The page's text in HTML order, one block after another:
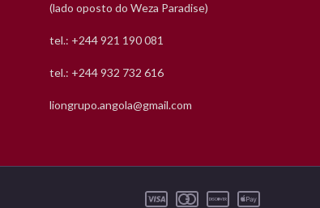
(lado oposto do Weza Paradise)
tel.: +244 921 190 081
tel.: +244 932 732 616
liongrupo.angola@gmail.com